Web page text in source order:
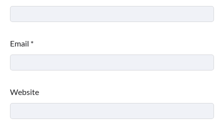
Email *
Website